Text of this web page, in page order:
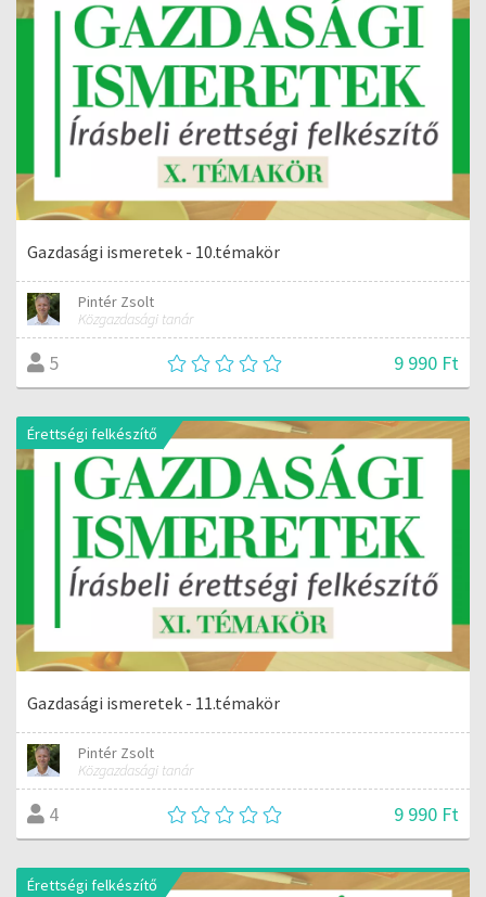
Gazdasági ismeretek - 10.témakör
Pintér Zsolt
Közgazdasági tanár
5 9 990 Ft
Érettségi felkészítő
Gazdasági ismeretek - 11.témakör
Pintér Zsolt
Közgazdasági tanár
4 9 990 Ft
Érettségi felkészítő